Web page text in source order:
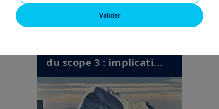
du scope 3 : implicati...
Les informations figurant sur ce site ne s’adressent pas aux
ressortissants et citoyens des Etats-Unis d’Amérique ou aux
«U.S. Persons», telle que cette expression est définie par la
entité ou société organisée ou enregistrée en vertu de la
réglementation américaine. Si vous êtes une « U.S. Person »,
vous n’êtes pas autorisé à accéder à ce site et vous êtes invité
à vous connecter surwww.amundi.us.
Ce site a uniquement pour objet de fournir des informations
Valider